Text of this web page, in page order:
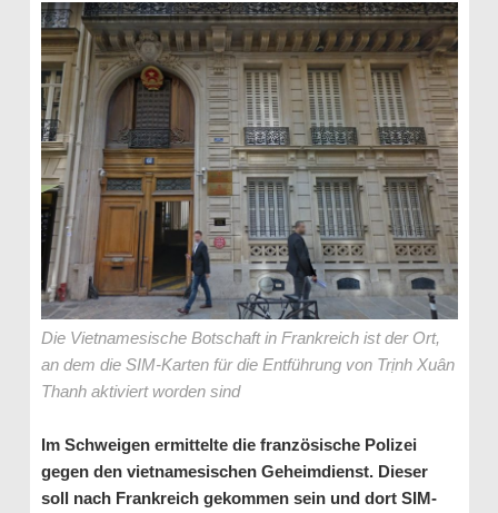
Die Vietnamesische Botschaft in Frankreich ist der Ort,
an dem die SIM-Karten für die Entführung von Trịnh Xuân
Thanh aktiviert worden sind
Im Schweigen ermittelte die französische Polizei
gegen den vietnamesischen Geheimdienst. Dieser
soll nach Frankreich gekommen sein und dort SIM-